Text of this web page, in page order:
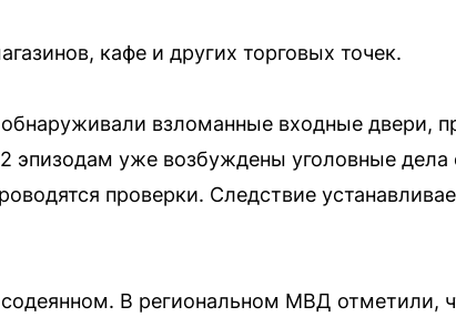
кафе и других торговых точек.
взломанные входные двери,
эпизодам уже возбуждены уголовные
проверки. Следствие
В региональном МВД отметили,